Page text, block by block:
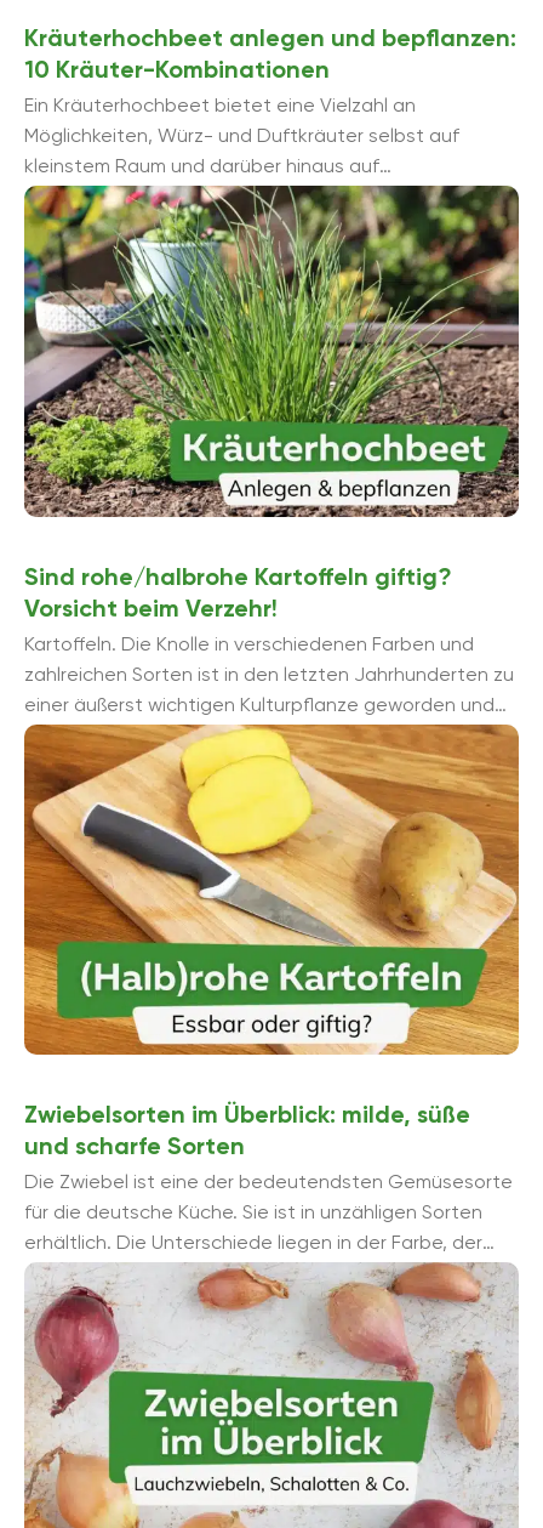
Kräuterhochbeet anlegen und bepflanzen:
10 Kräuter-Kombinationen
Ein Kräuterhochbeet bietet eine Vielzahl an
Möglichkeiten, Würz- und Duftkräuter selbst auf
kleinstem Raum und darüber hinaus auf
rückenschonende Art und Weise anzubauen, sei ...
Sind rohe/halbrohe Kartoffeln giftig?
Vorsicht beim Verzehr!
Kartoffeln. Die Knolle in verschiedenen Farben und
zahlreichen Sorten ist in den letzten Jahrhunderten zu
einer äußerst wichtigen Kulturpflanze geworden und
findet in einer Vielzahl von Kulturen und Kü...
Zwiebelsorten im Überblick: milde, süße
und scharfe Sorten
Die Zwiebel ist eine der bedeutendsten Gemüsesorte
für die deutsche Küche. Sie ist in unzähligen Sorten
erhältlich. Die Unterschiede liegen in der Farbe, der
Form, ...